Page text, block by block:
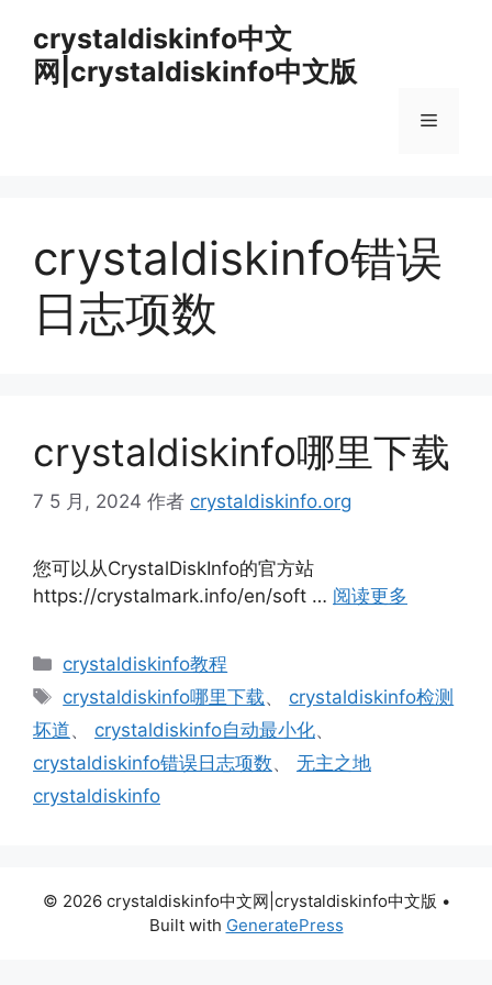
crystaldiskinfo中文
网|crystaldiskinfo中文版
菜
crystaldiskinfo错误
日志项数
crystaldiskinfo哪里下载
7 5 月, 2024 作者 crystaldiskinfo.org
您可以从CrystalDiskInfo的官方站
https://crystalmark.info/en/soft … 阅读更多
分
crystaldiskinfo教程
标
签
crystaldiskinfo哪里下载、 crystaldiskinfo检测
坏道、 crystaldiskinfo自动最小化、
crystaldiskinfo错误日志项数、 无主之地
crystaldiskinfo
© 2026 crystaldiskinfo中文网|crystaldiskinfo中文版 •
Built with GeneratePress